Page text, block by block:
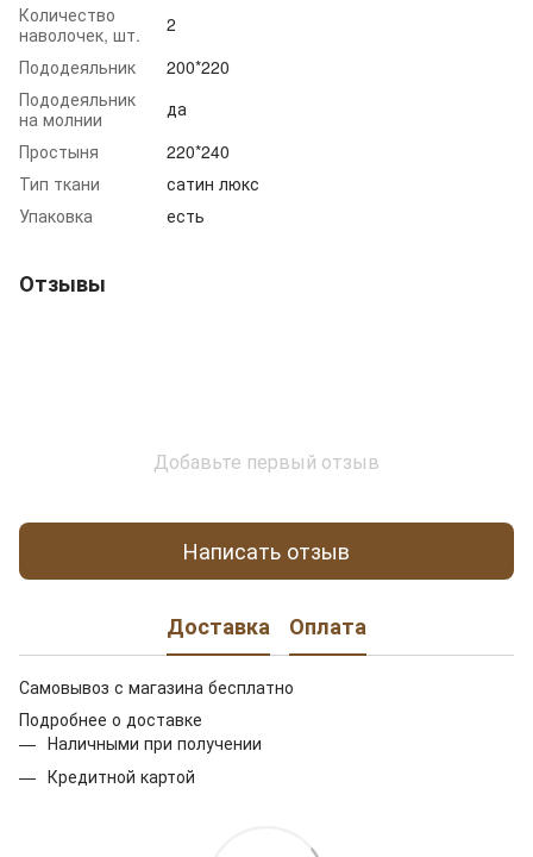
Количество
наволочек, шт.
2
Пододеяльник
200*220
Пододеяльник
на молнии
да
Простыня
220*240
Тип ткани
сатин люкс
Упаковка
есть
Отзывы
Добавьте первый отзыв
Написать отзыв
Доставка Оплата
Самовывоз с магазина бесплатно
Подробнее о доставке
Наличными при получении
Кредитной картой